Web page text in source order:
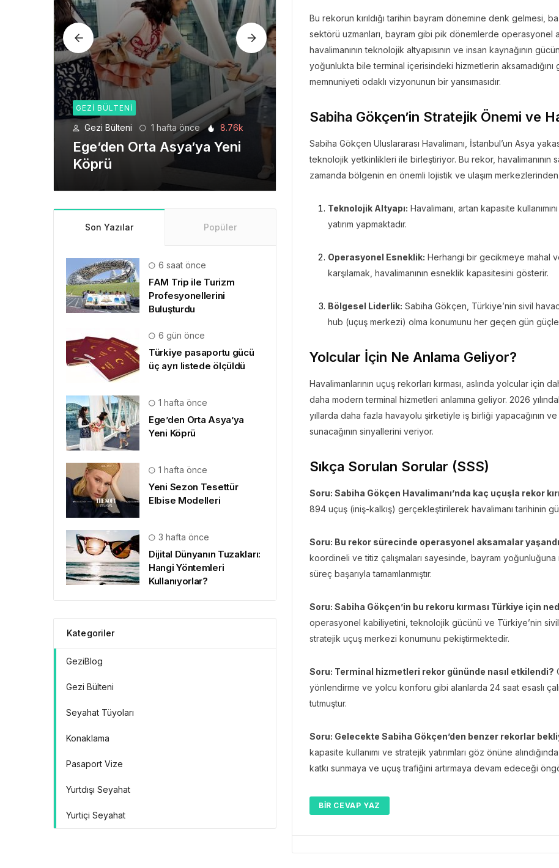
Bu rekorun kırıldığı tarihin bayram dönemine denk gelmesi,
sektörü uzmanları, bayram gibi pik dönemlerde operasyonel
havalimanının teknolojik altyapısının ve insan kaynağının
yoğunlukta bile terminal içerisindeki hizmetlerin
memnuniyeti odaklı vizyonunun bir yansımasıdır.
Sabiha Gökçen’in Stratejik Önemi ve
Sabiha Gökçen Uluslararası Havalimanı, İstanbul’un Asya
teknolojik yetkinlikleri ile birleştiriyor. Bu rekor, havalimanının
zamanda bölgenin en önemli lojistik ve ulaşım merkezlerinden
Teknolojik Altyapı: Havalimanı, artan kapasite
yatırım yapmaktadır.
Operasyonel Esneklik: Herhangi bir gecikmeye mahal
karşılamak, havalimanının esneklik kapasitesini gösterir.
Bölgesel Liderlik: Sabiha Gökçen, Türkiye’nin sivil
hub (uçuş merkezi) olma konumunu her geçen gün
Yolcular İçin Ne Anlama Geliyor?
Havalimanlarının uçuş rekorları kırması, aslında yolcular
daha modern terminal hizmetleri anlamına geliyor. 2026
yıllarda daha fazla havayolu şirketiyle iş birliği yapacağının
sunacağının sinyallerini veriyor.
Sıkça Sorulan Sorular (SSS)
Soru: Sabiha Gökçen Havalimanı’nda kaç uçuşla rekor
894 uçuş (iniş-kalkış) gerçekleştirilerek havalimanı tarihinin
Soru: Bu rekor sürecinde operasyonel aksamalar yaşandı
koordineli ve titiz çalışmaları sayesinde, bayram
süreç başarıyla tamamlanmıştır.
Soru: Sabiha Gökçen’in bu rekoru kırması Türkiye için
operasyonel kabiliyetini, teknolojik gücünü ve Türkiye’nin
stratejik uçuş merkezi konumunu pekiştirmektedir.
Soru: Terminal hizmetleri rekor gününde nasıl etkilendi?
yönlendirme ve yolcu konforu gibi alanlarda 24 saat esaslı
tutmuştur.
Soru: Gelecekte Sabiha Gökçen’den benzer rekorlar
kapasite kullanımı ve stratejik yatırımları göz önüne
katkı sunmaya ve uçuş trafiğini artırmaya devam edeceği
BIR CEVAP YAZ
GEZI BÜLTENI
Gezi Bülteni 4 hafta önce 6.2k
Seyahat Teknolojilerinde
Yeni Bir Dönem
1 ay önce
Manevi Yolculukta Yeni
Dönem
Son Yazılar Popüler
6 saat önce
FAM Trip ile Turizm
Profesyonellerini
Buluşturdu
6 gün önce
Türkiye pasaportu gücü
üç ayrı listede ölçüldü
1 hafta önce
Ege’den Orta Asya’ya
Yeni Köprü
1 hafta önce
Yeni Sezon Tesettür
Elbise Modelleri
3 hafta önce
Dijital Dünyanın Tuzakları:
Hangi Yöntemleri
Kullanıyorlar?
Kategoriler
GeziBlog
Gezi Bülteni
Seyahat Tüyoları
Konaklama
Pasaport Vize
Yurtdışı Seyahat
Yurtiçi Seyahat